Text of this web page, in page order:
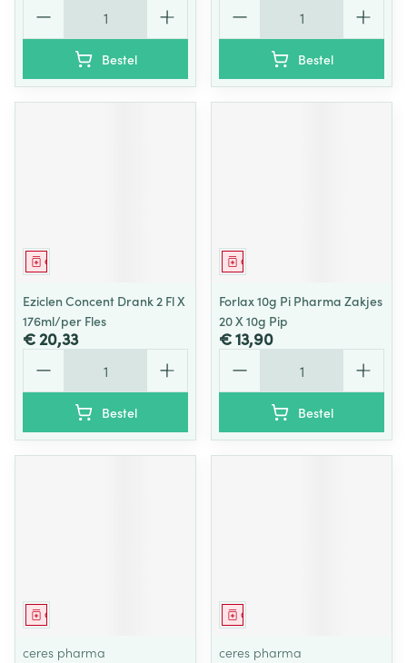
Bestel Bestel
Geneesmiddel
Eziclen Concent Drank 2 Fl X
176ml/per Fles
€ 20,33
Bestel
Geneesmiddel
Forlax 10g Pi Pharma Zakjes
20 X 10g Pip
€ 13,90
Bestel
Geneesmiddel
ceres pharma
Geneesmiddel
ceres pharma